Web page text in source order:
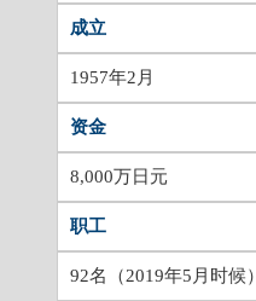
成立
1957年2月
资金
8,000万日元
职工
92名（2019年5月时候）